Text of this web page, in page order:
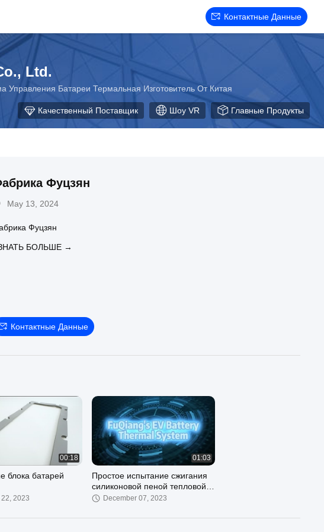
Контактные Данные
Ltd.
Управления Батареи Термальная Изготовитель От Китая
Качественный Поставщик Шоу VR Главные Продукты
Фуцзян
May 13, 2024
Фуцзян
БОЛЬШЕ →
Контактные Данные
00:18
блока батарей
2023
01:03
Простое испытание сжигания
силиконовой пеной тепловой
системы уплотнения батарей
December 07, 2023